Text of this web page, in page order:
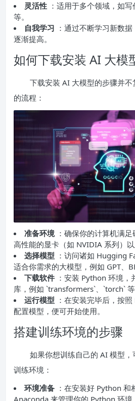
灵活性 ：适用于多个领域，如
等。
自我学习 ：通过不断学习新数
逐渐提高。
如何下载安装 AI 大模
下载安装 AI 大模型的步骤并
的流程：
准备环境 ：确保你的计算机满
高性能的显卡（如 NVIDIA 系列）以
选择模型 ：访问诸如 Hugging
适合你需求的大模型，例如 GPT、
下载软件 ：安装 Python 环境
库，例如 `transformers`、`torch` 等
运行模型 ：在安装完毕后，按
配置模型，便可开始使用。
搭建训练环境的步骤
如果你想训练自己的 AI 模型
训练环境：
环境准备 ：在安装好 Python
Anaconda 来管理你的 Python 环境。